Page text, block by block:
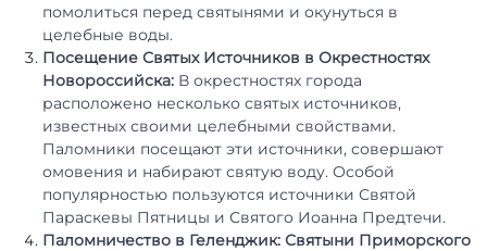
помолиться перед святынями и окунуться в
целебные воды.
Посещение Святых Источников в Окрестностях
Новороссийска: В окрестностях города
расположено несколько святых источников,
известных своими целебными свойствами.
Паломники посещают эти источники, совершают
омовения и набирают святую воду. Особой
популярностью пользуются источники Святой
Параскевы Пятницы и Святого Иоанна Предтечи.
Паломничество в Геленджик: Святыни Приморского